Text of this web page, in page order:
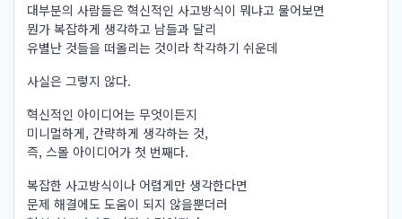
대부분의 사람들은 혁신적인 사고방식이 뭐냐고 물어보면
뭔가 복잡하게 생각하고 남들과 달리
유별난 것들을 떠올리는 것이라 착각하기 쉬운데
사실은 그렇지 않다.
혁신적인 아이디어는 무엇이든지
미니멀하게, 간략하게 생각하는 것,
즉, 스몰 아이디어가 첫 번째다.
복잡한 사고방식이나 어렵게만 생각한다면
문제 해결에도 도움이 되지 않을뿐더러